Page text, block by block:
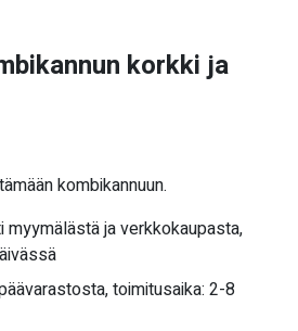
korkki ja
kombikannuun.
myymälästä ja verkkokaupasta,
toimitusaika: 2-8